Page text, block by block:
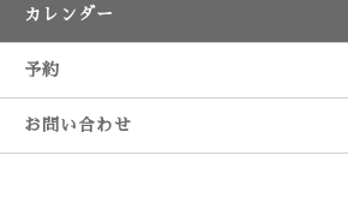
カレンダー
予約
お問い合わせ